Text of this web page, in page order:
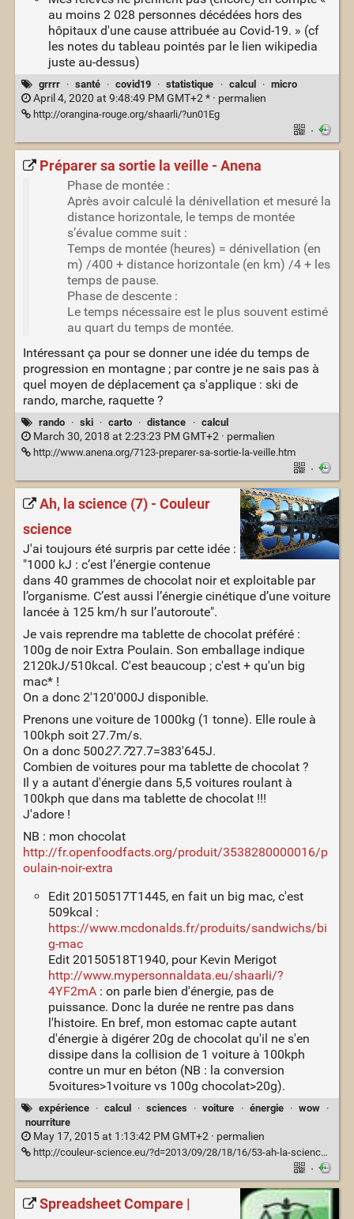
au moins 2 028 personnes décédées hors des
hôpitaux d'une cause attribuée au Covid-19. » (cf
les notes du tableau pointés par le lien wikipedia
juste au-dessus)
grrrr · santé · covid19 · statistique · calcul · micro
April 4, 2020 at 9:48:49 PM GMT+2 * · permalien
http://orangina-rouge.org/shaarli/?un01Eg
·
Préparer sa sortie la veille - Anena
Phase de montée :
Après avoir calculé la dénivellation et mesuré la
distance horizontale, le temps de montée
s’évalue comme suit :
Temps de montée (heures) = dénivellation (en
m) /400 + distance horizontale (en km) /4 + les
temps de pause.
Phase de descente :
Le temps nécessaire est le plus souvent estimé
au quart du temps de montée.
Intéressant ça pour se donner une idée du temps de
progression en montagne ; par contre je ne sais pas à
quel moyen de déplacement ça s'applique : ski de
rando, marche, raquette ?
rando · ski · carto · distance · calcul
March 30, 2018 at 2:23:23 PM GMT+2 · permalien
http://www.anena.org/7123-preparer-sa-sortie-la-veille.htm
·
Ah, la science (7) - Couleur
science
J'ai toujours été surpris par cette idée :
"1000 kJ : c’est l’énergie contenue
dans 40 grammes de chocolat noir et exploitable par
l’organisme. C’est aussi l’énergie cinétique d’une voiture
lancée à 125 km/h sur l’autoroute".
Je vais reprendre ma tablette de chocolat préféré :
100g de noir Extra Poulain. Son emballage indique
2120kJ/510kcal. C'est beaucoup ; c'est + qu'un big
mac* !
On a donc 2'120'000J disponible.
Prenons une voiture de 1000kg (1 tonne). Elle roule à
100kph soit 27.7m/s.
On a donc 50027.727.7=383'645J.
Combien de voitures pour ma tablette de chocolat ?
Il y a autant d'énergie dans 5,5 voitures roulant à
100kph que dans ma tablette de chocolat !!!
J'adore !
NB : mon chocolat
http://fr.openfoodfacts.org/produit/3538280000016/p
oulain-noir-extra
Edit 20150517T1445, en fait un big mac, c'est
509kcal :
https://www.mcdonalds.fr/produits/sandwichs/bi
g-mac
Edit 20150518T1940, pour Kevin Merigot
http://www.mypersonnaldata.eu/shaarli/?
4YF2mA: on parle bien d'énergie, pas de
puissance. Donc la durée ne rentre pas dans
l'histoire. En bref, mon estomac capte autant
d'énergie à digérer 20g de chocolat qu'il ne s'en
dissipe dans la collision de 1 voiture à 100kph
contre un mur en béton (NB : la conversion
5voitures>1voiture vs 100g chocolat>20g).
expérience · calcul · sciences · voiture · énergie · wow
·
nourriture
May 17, 2015 at 1:13:42 PM GMT+2 · permalien
http://couleur-science.eu/?d=2013/09/28/18/16/53-ah-la-science-7
·
Spreadsheet Compare |